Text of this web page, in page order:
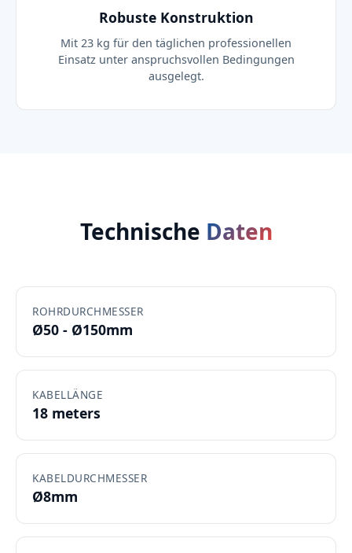
Robuste Konstruktion
Mit 23 kg für den täglichen professionellen
Einsatz unter anspruchsvollen Bedingungen
ausgelegt.
Technische Daten
ROHRDURCHMESSER
Ø50 - Ø150mm
KABELLÄNGE
18 meters
KABELDURCHMESSER
Ø8mm